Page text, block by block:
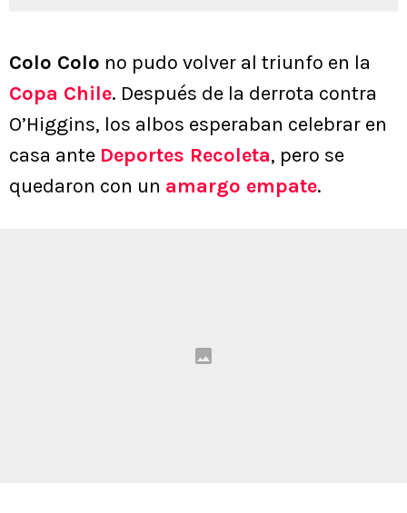
Colo Colo no pudo volver al triunfo en la
Copa Chile. Después de la derrota contra
O’Higgins, los albos esperaban celebrar en
casa ante Deportes Recoleta, pero se
quedaron con un amargo empate.